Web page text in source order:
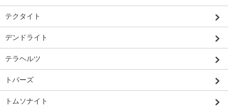
テクタイト
デンドライト
テラヘルツ
トパーズ
トムソナイト